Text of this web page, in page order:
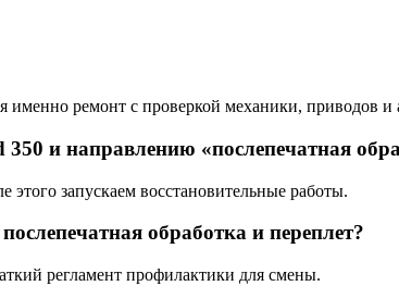
именно ремонт с проверкой механики, приводов и
и направлению «послепечатная
этого запускаем восстановительные работы.
обработка и переплет?
регламент профилактики для смены.